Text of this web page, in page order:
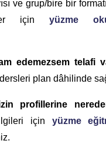
ve grup/bire bir
için yüzme
edemezsem telafi
plan dâhilinde
profillerine
için yüzme